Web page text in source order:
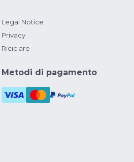
Legal Notice
Privacy
Riciclare
Metodi di pagamento